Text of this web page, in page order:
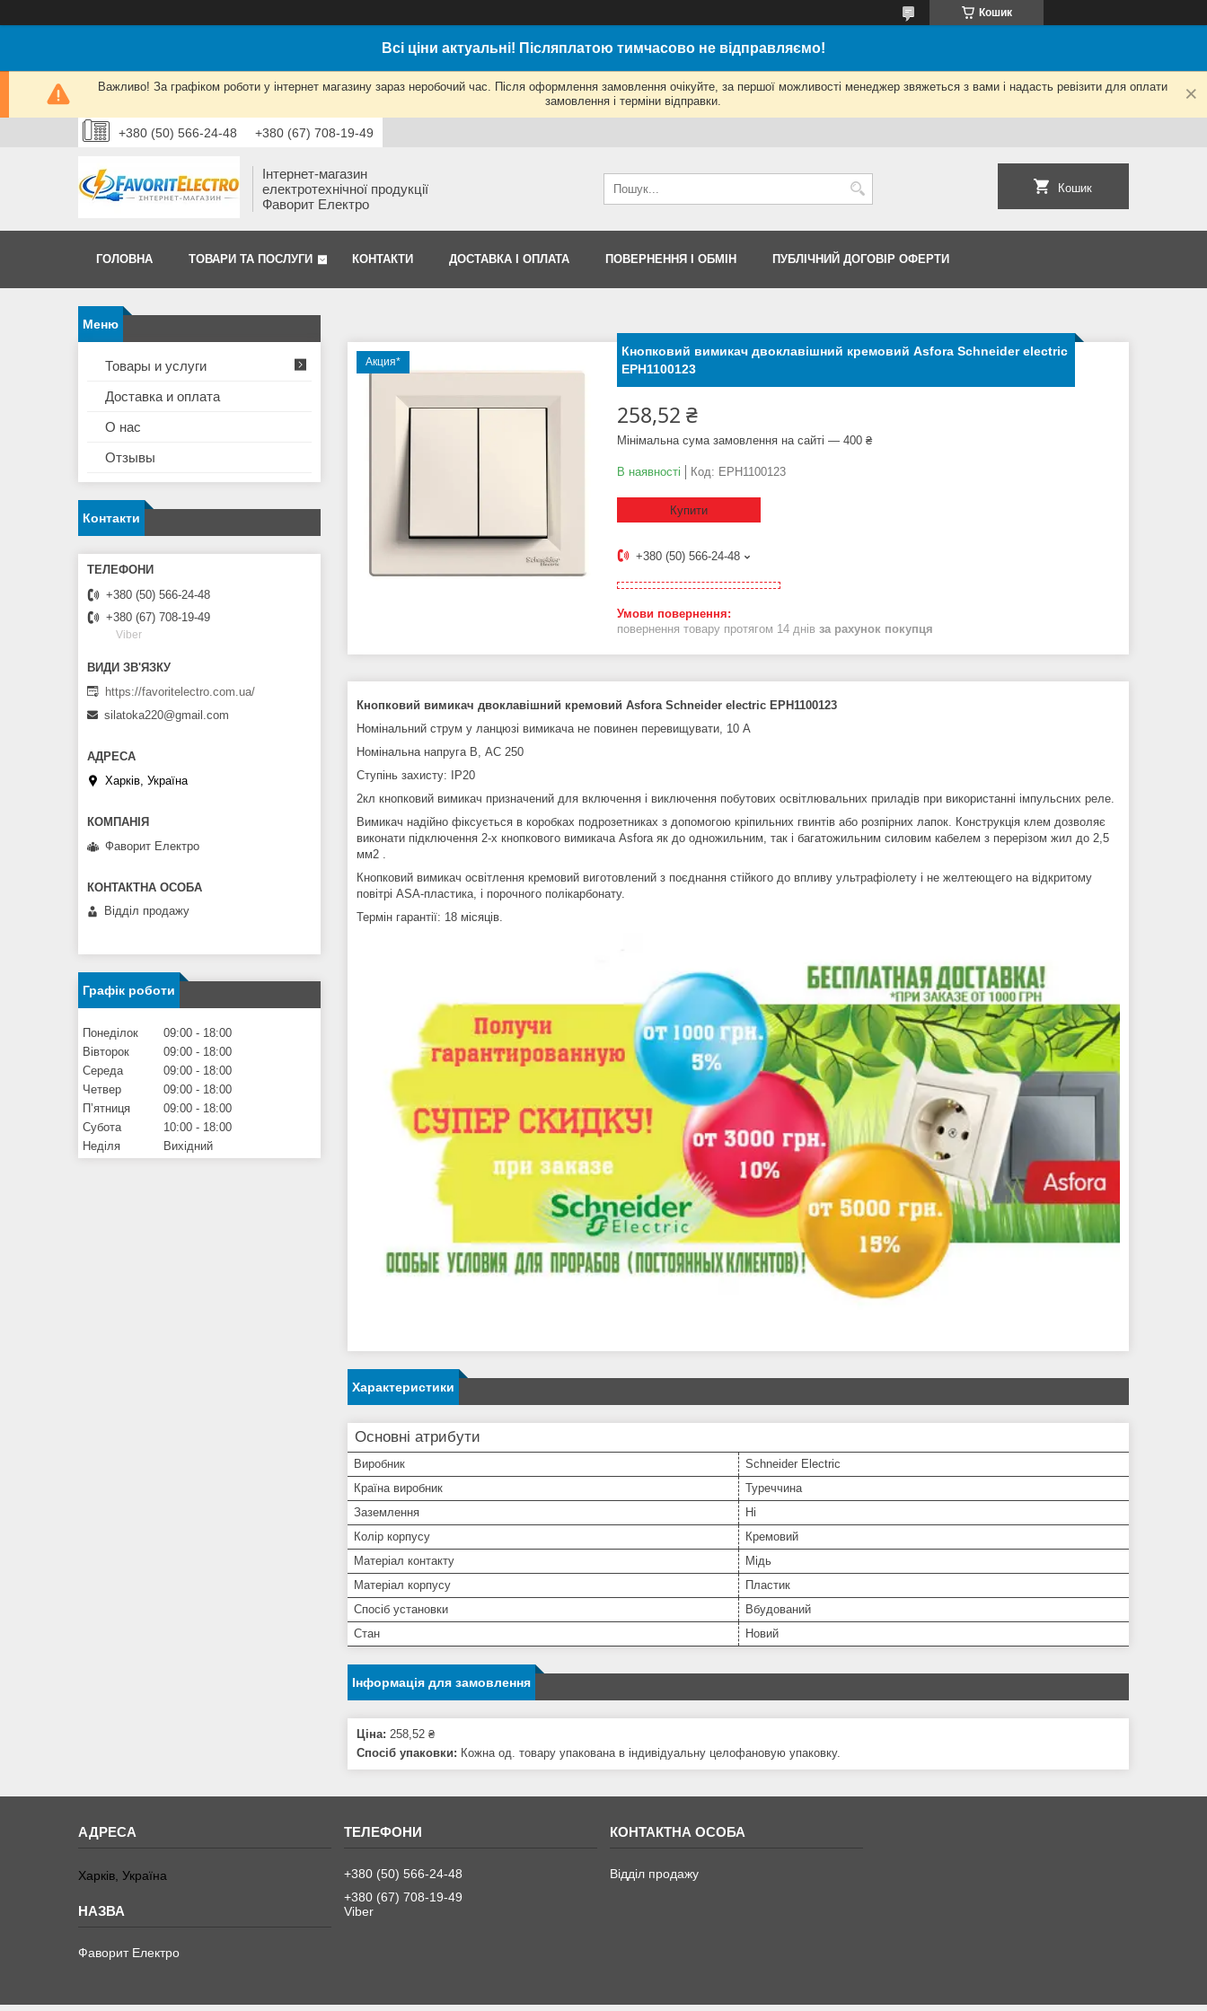
Кошик
Всі ціни актуальні! Післяплатою тимчасово не відправляємо!
Важливо! За графіком роботи у інтернет магазину зараз неробочий час. Після оформлення замовлення очікуйте, за першої можливості менеджер звяжеться з вами і надасть ревізити для оплати
замовлення і терміни відправки.
+380 (50) 566-24-48 +380 (67) 708-19-49
Інтернет-магазин
електротехнічної продукції
Фаворит Електро
Кошик
ГОЛОВНА ТОВАРИ ТА ПОСЛУГИ КОНТАКТИ ДОСТАВКА І ОПЛАТА ПОВЕРНЕННЯ І ОБМІН ПУБЛІЧНИЙ ДОГОВІР ОФЕРТИ
Акция*
Кнопковий вимикач двоклавішний кремовий Asfora Schneider electric
EPH1100123
258,52 ₴
Мінімальна сума замовлення на сайті — 400 ₴
В наявності Код: EPH1100123
Купити
+380 (50) 566-24-48
повернення товару протягом 14 днів за рахунок покупця
Кнопковий вимикач двоклавішний кремовий Asfora Schneider electric EPH1100123
Номінальний струм у ланцюзі вимикача не повинен перевищувати, 10 А
Номінальна напруга В, АС 250
Ступінь захисту:
IP20
2кл кнопковий вимикач призначений для включення і виключення побутових освітлювальних приладів при використанні імпульсних реле.
Вимикач надійно фіксується в коробках подрозетниках з допомогою кріпильних гвинтів або розпірних лапок. Конструкція клем дозволяє
виконати підключення 2-х кнопкового вимикача Asfora як до одножильним, так і багатожильним силовим кабелем з перерізом жил до 2,5
мм2 .
Кнопковий вимикач освітлення кремовий виготовлений з поєднання стійкого до впливу ультрафіолету і не желтеющего на відкритому
повітрі ASA-пластика, і порочного полікарбонату.
Термін гарантії: 18 місяців.
Характеристики
Основні атрибути
Виробник
Schneider Electric
Країна виробник
Туреччина
Заземлення
Ні
Колір корпусу
Кремовий
Матеріал контакту
Мідь
Матеріал корпусу
Пластик
Спосіб установки
Вбудований
Стан
Новий
Інформація для замовлення
Ціна: 258,52 ₴
Спосіб упаковки: Кожна од. товару упакована в індивідуальну целофановую упаковку.
Товары и услуги
Доставка и оплата
О нас
Отзывы
Контакти
+380 (50) 566-24-48
+380 (67) 708-19-49
Viber
https://favoritelectro.com.ua/
silatoka220@gmail.com
Харків, Україна
Фаворит Електро
Відділ продажу
Графік роботи
Понеділок 09:00
18:00
Вівторок
09:00
18:00
Середа
09:00
18:00
Четвер
09:00
18:00
Пʼятниця
09:00
18:00
Субота
10:00
18:00
Неділя
Вихідний
Харків, Україна
Фаворит Електро
+380 (50) 566-24-48
+380 (67) 708-19-49
Viber
Відділ продажу